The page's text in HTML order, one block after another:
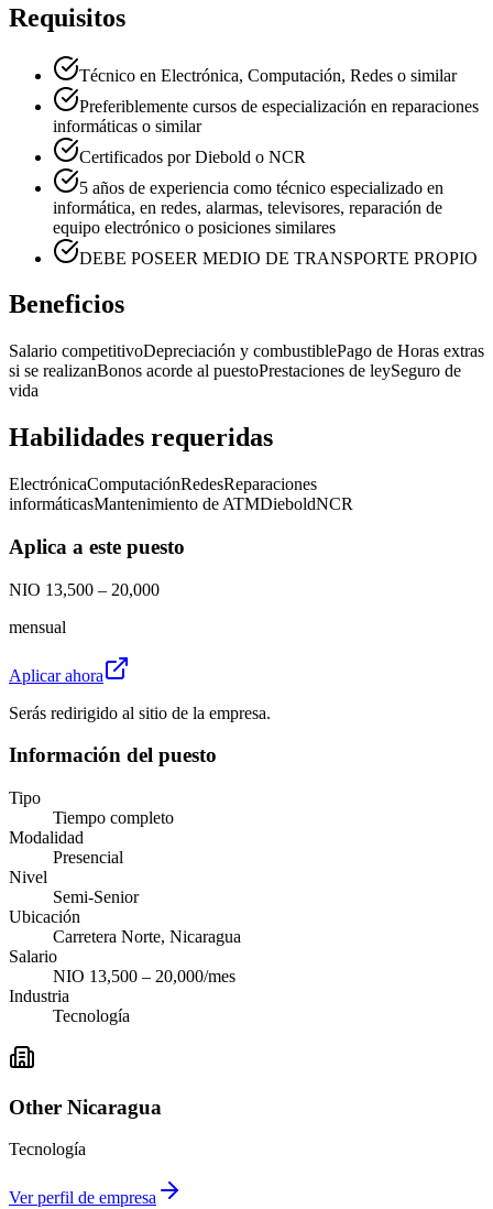
Requisitos
Técnico en Electrónica, Computación, Redes o similar
Preferiblemente cursos de especialización en reparaciones
informáticas o similar
Certificados por Diebold o NCR
5 años de experiencia como técnico especializado en
informática, en redes, alarmas, televisores, reparación de
equipo electrónico o posiciones similares
DEBE POSEER MEDIO DE TRANSPORTE PROPIO
Beneficios
Salario competitivoDepreciación y combustiblePago de Horas extras
si se realizanBonos acorde al puestoPrestaciones de leySeguro de
vida
Habilidades requeridas
ElectrónicaComputaciónRedesReparaciones
informáticasMantenimiento de ATMDieboldNCR
Aplica a este puesto
NIO 13,500 – 20,000
mensual
Aplicar ahora
Serás redirigido al sitio de la empresa.
Información del puesto
Tipo
Tiempo completo
Modalidad
Presencial
Nivel
Semi-Senior
Ubicación
Carretera Norte, Nicaragua
Salario
NIO 13,500 – 20,000/mes
Industria
Tecnología
Other Nicaragua
Tecnología
Ver perfil de empresa